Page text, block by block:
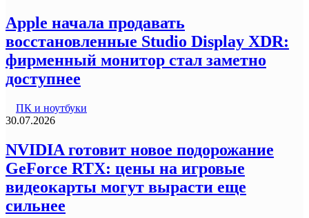
Apple начала продавать
восстановленные Studio Display XDR:
фирменный монитор стал заметно
доступнее
ПК и ноутбуки
30.07.2026
NVIDIA готовит новое подорожание
GeForce RTX: цены на игровые
видеокарты могут вырасти еще
сильнее